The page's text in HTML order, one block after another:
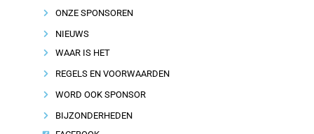
ONZE SPONSOREN
NIEUWS
WAAR IS HET
REGELS EN VOORWAARDEN
WORD OOK SPONSOR
BIJZONDERHEDEN